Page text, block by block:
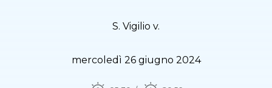
S. Vigilio v.
mercoledì 26 giugno 2024